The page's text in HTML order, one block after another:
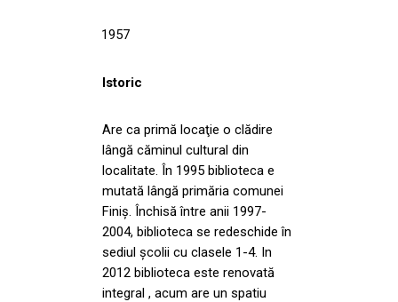
1957
Istoric
Are ca primă locaţie o clădire
lângă căminul cultural din
localitate. În 1995 biblioteca e
mutată lângă primăria comunei
Finiş. Închisă între anii 1997-
2004, biblioteca se redeschide în
sediul şcolii cu clasele 1-4. In
2012 biblioteca este renovată
integral , acum are un spatiu